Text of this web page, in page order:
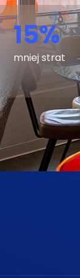
mniej strat
15%